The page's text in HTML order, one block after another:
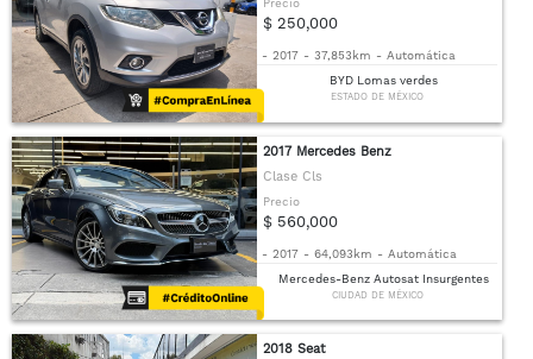
$ 250,000
- 2017 - 37,853km - Automática
BYD Lomas verdes
ESTADO DE MÉXICO
2017 Mercedes Benz
Clase Cls
Precio
$ 560,000
- 2017 - 64,093km - Automática
Mercedes-Benz Autosat Insurgentes
CIUDAD DE MÉXICO
2018 Seat